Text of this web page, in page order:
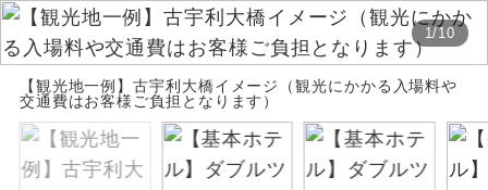
1/10
【観光地一例】古宇利大橋イメージ（観光にかかる入場料や
交通費はお客様ご負担となります）
世界遺産
ユネスコに登録されている文化遺産や自
然遺産を訪ねるコースです。
絶景 絶景スポットに立ち寄るコースです。
温泉 温泉地にも宿泊するコースです。